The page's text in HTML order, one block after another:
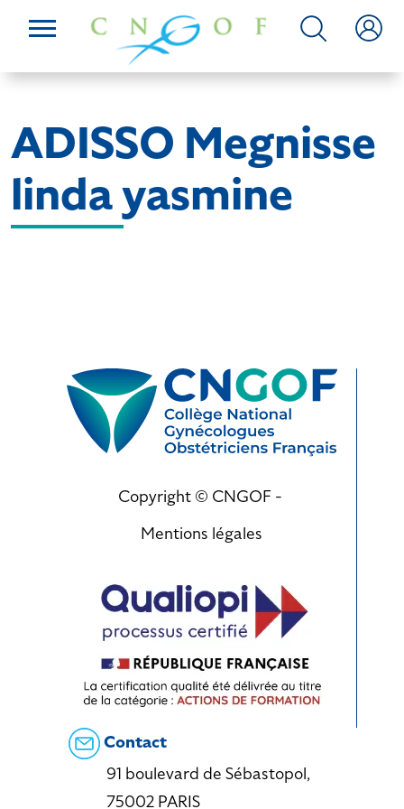
ADISSO Megnisse
linda yasmine
Copyright © CNGOF -
Mentions légales
Contact
91 boulevard de Sébastopol,
75002 PARIS